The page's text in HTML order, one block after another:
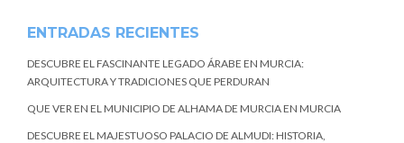
ENTRADAS RECIENTES
DESCUBRE EL FASCINANTE LEGADO ÁRABE EN MURCIA:
ARQUITECTURA Y TRADICIONES QUE PERDURAN
QUE VER EN EL MUNICIPIO DE ALHAMA DE MURCIA EN MURCIA
DESCUBRE EL MAJESTUOSO PALACIO DE ALMUDI: HISTORIA,